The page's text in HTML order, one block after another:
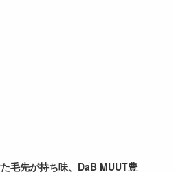
毛先が持ち味、DaB MUUT豊